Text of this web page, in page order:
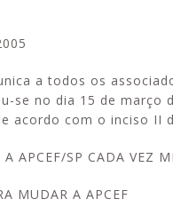
a todos os
se no dia 15 de março
acordo com o inciso II
APCEF/SP CADA VEZ
MUDAR A APCEF